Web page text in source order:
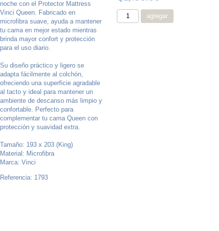
noche con el Protector Mattress
Vinci Queen. Fabricado en
microfibra suave, ayuda a mantener
tu cama en mejor estado mientras
brinda mayor confort y protección
para el uso diario.
Su diseño práctico y ligero se
adapta fácilmente al colchón,
ofreciendo una superficie agradable
al tacto y ideal para mantener un
ambiente de descanso más limpio y
confortable. Perfecto para
complementar tu cama Queen con
protección y suavidad extra.
Tamaño: 193 x 203 (King)
Material: Microfibra
Marca: Vinci
Referencia: 1793